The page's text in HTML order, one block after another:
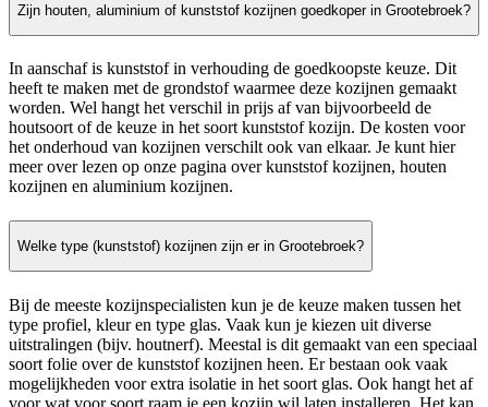
Zijn houten, aluminium of kunststof kozijnen goedkoper in Grootebroek?
In aanschaf is kunststof in verhouding de goedkoopste keuze. Dit
heeft te maken met de grondstof waarmee deze kozijnen gemaakt
worden. Wel hangt het verschil in prijs af van bijvoorbeeld de
houtsoort of de keuze in het soort kunststof kozijn. De kosten voor
het onderhoud van kozijnen verschilt ook van elkaar. Je kunt hier
meer over lezen op onze pagina over kunststof kozijnen, houten
kozijnen en aluminium kozijnen.
Welke type (kunststof) kozijnen zijn er in Grootebroek?
Bij de meeste kozijnspecialisten kun je de keuze maken tussen het
type profiel, kleur en type glas. Vaak kun je kiezen uit diverse
uitstralingen (bijv. houtnerf). Meestal is dit gemaakt van een speciaal
soort folie over de kunststof kozijnen heen. Er bestaan ook vaak
mogelijkheden voor extra isolatie in het soort glas. Ook hangt het af
voor wat voor soort raam je een kozijn wil laten installeren. Het kan